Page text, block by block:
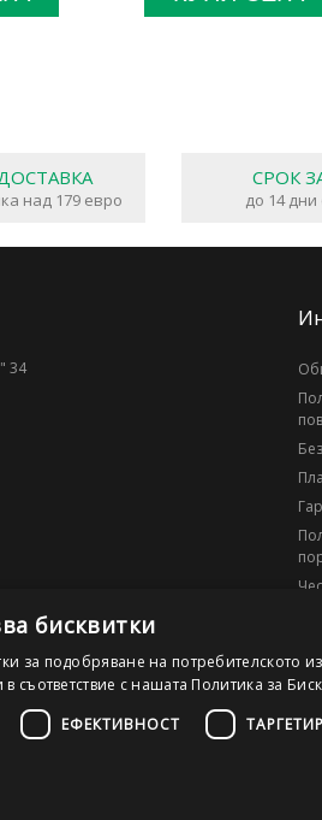
над 179 евро
СРОК
до 14 дни
34
права запазени! Ди Ес Ай ООД, ЕИК
бисквитки
за подобряване на потребителското
в съответствие с нашата Политика за
ЕФЕКТИВНОСТ